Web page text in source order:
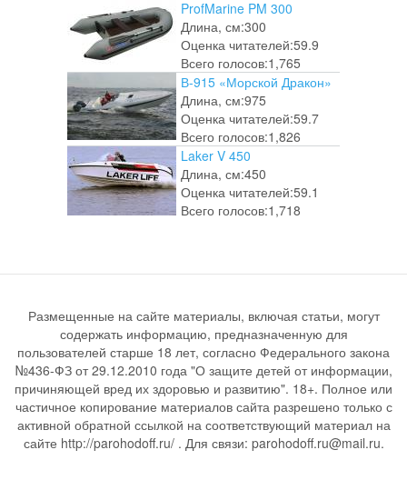
ProfMarine PM 300
Длина, см:300
Оценка читателей:59.9
Всего голосов:1,765
В-915 «Морской Дракон»
Длина, см:975
Оценка читателей:59.7
Всего голосов:1,826
Laker V 450
Длина, см:450
Оценка читателей:59.1
Всего голосов:1,718
Размещенные на сайте материалы, включая статьи, могут
содержать информацию, предназначенную для
пользователей старше 18 лет, согласно Федерального закона
№436-ФЗ от 29.12.2010 года "О защите детей от информации,
причиняющей вред их здоровью и развитию". 18+. Полное или
частичное копирование материалов сайта разрешено только с
активной обратной ссылкой на соответствующий материал на
сайте http://parohodoff.ru/ . Для связи: parohodoff.ru@mail.ru.